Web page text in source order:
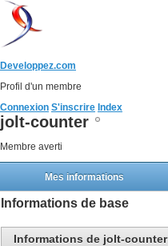
Developpez.com
Profil d'un membre
Connexion S'inscrire Index
jolt-counter
Membre averti
Mes informations
Informations de base
Informations de jolt-counter